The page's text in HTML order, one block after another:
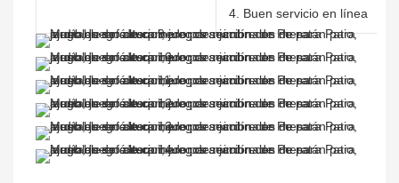
4. Buen servicio en línea